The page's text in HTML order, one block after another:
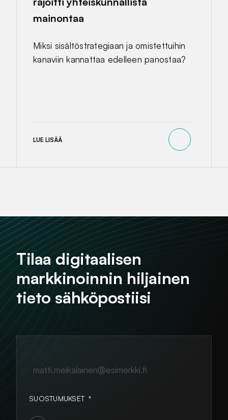
mainontaa
Miksi sisältöstrategiaan ja omistettuihin
kanaviin kannattaa edelleen panostaa?
LUE LISÄÄ
Tilaa digitaalisen
markkinoinnin hiljainen
tieto sähköpostiisi
SUOSTUMUKSET *